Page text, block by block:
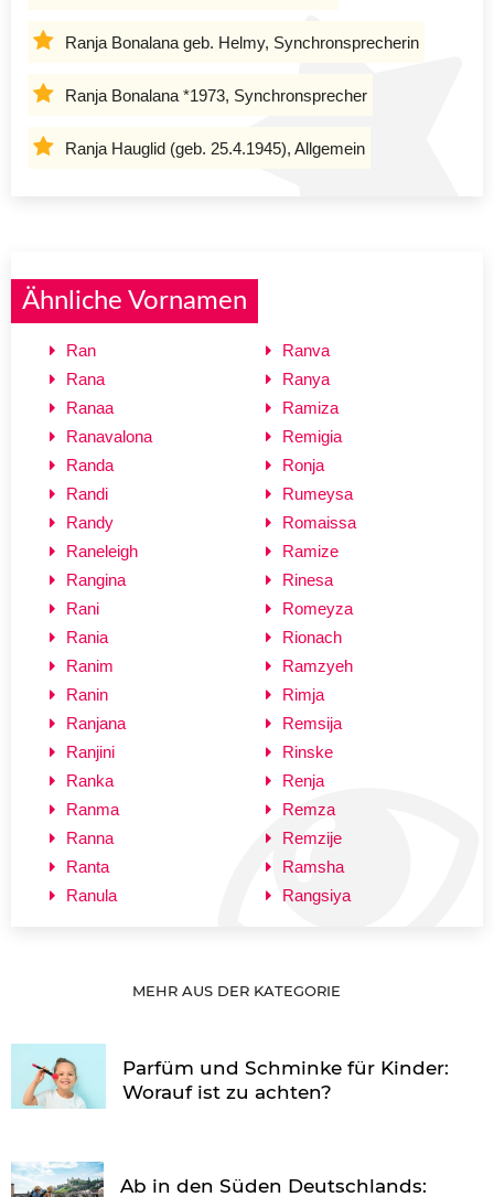
Ranja Bonalana geb. Helmy, Synchronsprecherin
Ranja Bonalana *1973, Synchronsprecher
Ranja Hauglid (geb. 25.4.1945), Allgemein
Ähnliche Vornamen
Ran
Rana
Ranaa
Ranavalona
Randa
Randi
Randy
Raneleigh
Rangina
Rani
Rania
Ranim
Ranin
Ranjana
Ranjini
Ranka
Ranma
Ranna
Ranta
Ranula
Ranva
Ranya
Ramiza
Remigia
Ronja
Rumeysa
Romaissa
Ramize
Rinesa
Romeyza
Rionach
Ramzyeh
Rimja
Remsija
Rinske
Renja
Remza
Remzije
Ramsha
Rangsiya
MEHR AUS DER KATEGORIE
Parfüm und Schminke für Kinder:
Worauf ist zu achten?
Ab in den Süden Deutschlands: